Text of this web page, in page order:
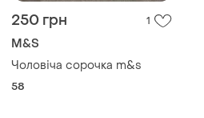
250 грн 1
M&S
Чоловіча сорочка m&s
58